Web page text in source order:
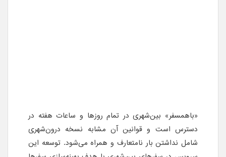
«باهمسفر» بین‌شهری در تمام روزها و ساعات هفته در
دسترس است و قوانین آن مشابه نسخه درون‌شهری
شامل نداشتن بار نامتعارف و همراه می‌شود. توسعه این